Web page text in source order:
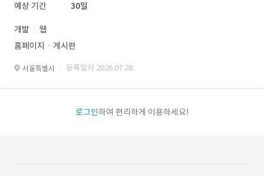
예상 기간
30일
개발
웹
홈페이지ㆍ게시판
서울특별시 · 등록일자 2026.07.28.
로그인하여 편리하게 이용하세요!